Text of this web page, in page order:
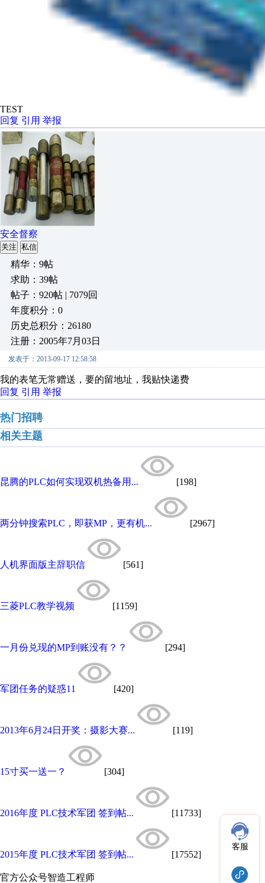
TEST
回复 引用 举报
安全督察
关注 私信
精华：9帖
求助：39帖
帖子：920帖 | 7079回
年度积分：0
历史总积分：26180
注册：2005年7月03日
发表于：2013-09-17 12:58:58
我的表笔无常赠送，要的留地址，我贴快递费
回复 引用 举报
热门招聘
相关主题
昆腾的PLC如何实现双机热备用... [198]
两分钟搜索PLC，即获MP，更有机... [2967]
人机界面版主辞职信 [561]
三菱PLC教学视频 [1159]
一月份兑现的MP到账没有？？ [294]
军团任务的疑惑11 [420]
2013年6月24日开奖：摄影大赛... [119]
15寸买一送一？ [304]
2016年度 PLC技术军团 签到帖... [11733]
2015年度 PLC技术军团 签到帖... [17552]
官方公众号智造工程师
客服